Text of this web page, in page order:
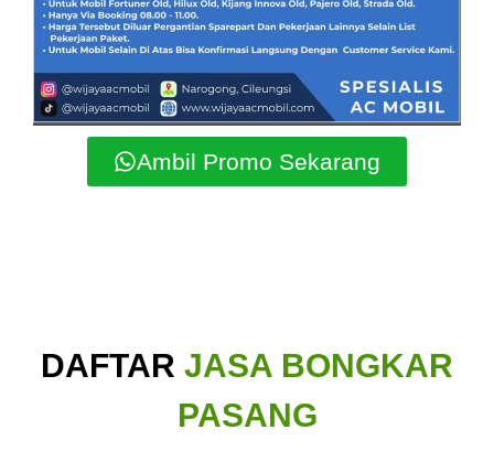
Ambil Promo Sekarang
DAFTAR JASA BONGKAR
PASANG